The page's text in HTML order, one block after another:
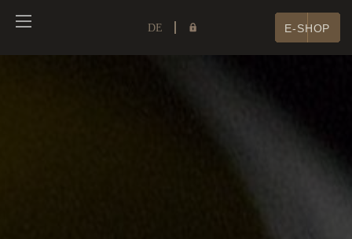
DE E-SHOP